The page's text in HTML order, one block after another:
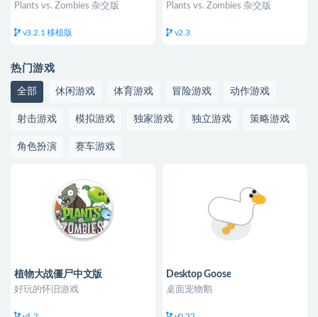
Plants vs. Zombies 杂交版
v3.2.1 移植版
Plants vs. Zombies 杂交版
v2.3
热门游戏
全部 休闲游戏 体育游戏 冒险游戏 动作游戏
射击游戏 模拟游戏 独家游戏 独立游戏 策略游戏
角色扮演 赛车游戏
植物大战僵尸中文版
好玩的怀旧游戏
Desktop Goose
桌面宠物鹅